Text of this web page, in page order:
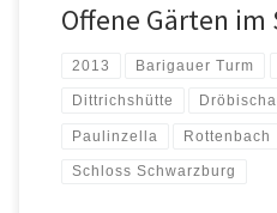
Offene Gärten im
2013 Barigauer Turm
Dittrichshütte
Paulinzella Rottenbach
Schloss Schwarzburg